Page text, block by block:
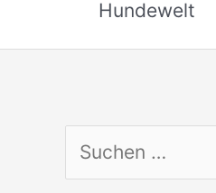
Hundewelt
u